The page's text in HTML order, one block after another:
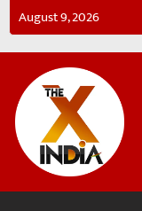
August 9, 2026